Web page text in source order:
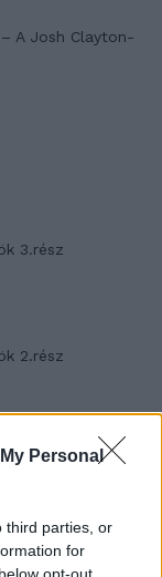
Personal
third parties, or
for
opt-out
A Josh Clayton-
3.rész
2.rész
1.rész